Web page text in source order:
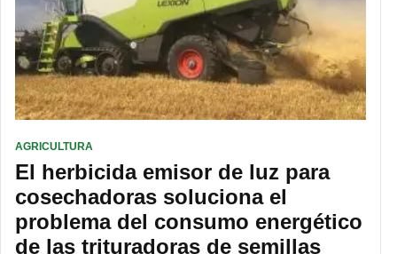
AGRICULTURA
El herbicida emisor de luz para
cosechadoras soluciona el
problema del consumo energético
de las trituradoras de semillas